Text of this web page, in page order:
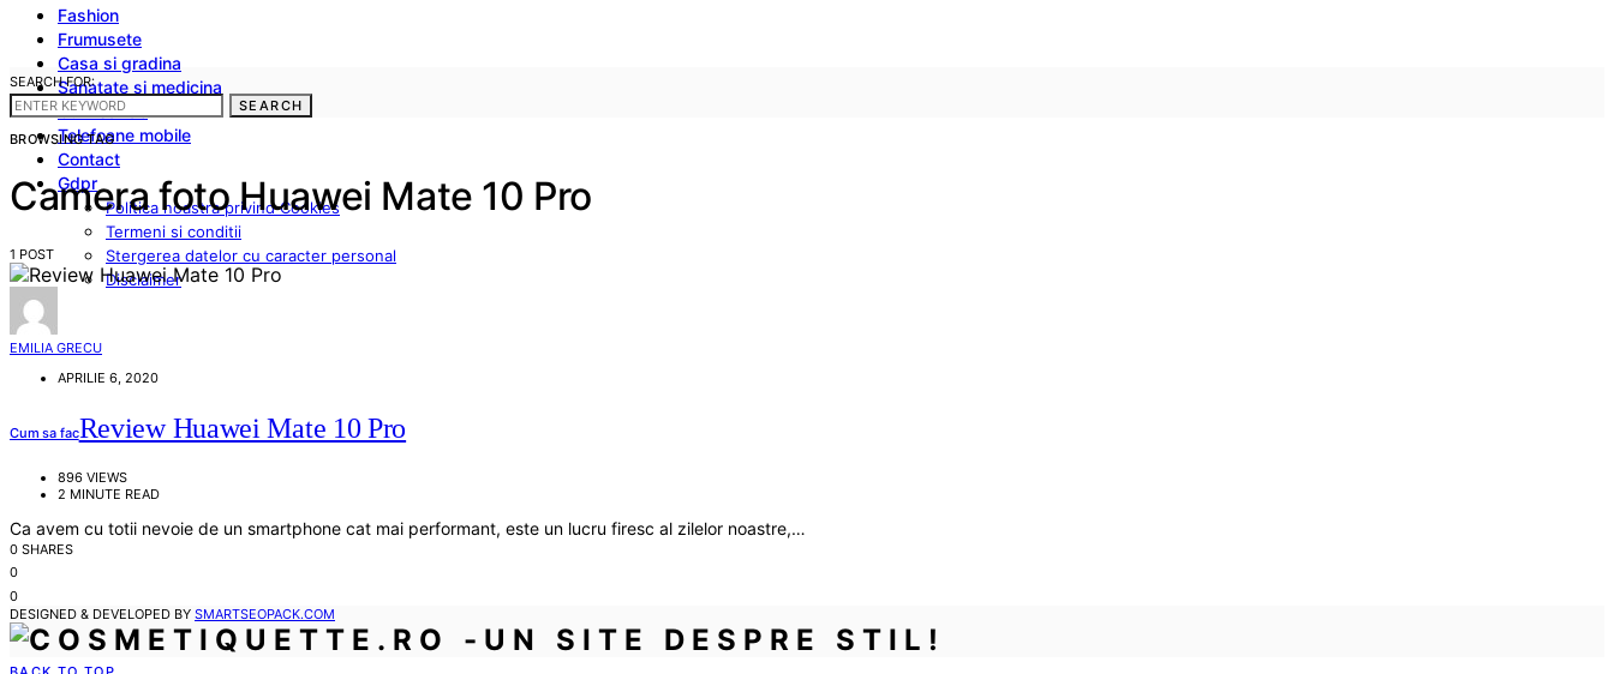
Fashion
Frumusete
Casa si gradina
Sanatate si medicina
Cum sa fac
Telefoane mobile
Contact
Gdpr
Politica noastra privind Cookies
Termeni si conditii
Stergerea datelor cu caracter personal
Disclaimer
SEARCH FOR:
SEARCH
BROWSING TAG
Camera foto Huawei Mate 10 Pro
1 POST
EMILIA GRECU
APRILIE 6, 2020
Cum sa facReview Huawei Mate 10 Pro
896 VIEWS
2 MINUTE READ
Ca avem cu totii nevoie de un smartphone cat mai performant, este un lucru firesc al zilelor noastre,…
0 SHARES
0
0
DESIGNED & DEVELOPED BY SMARTSEOPACK.COM